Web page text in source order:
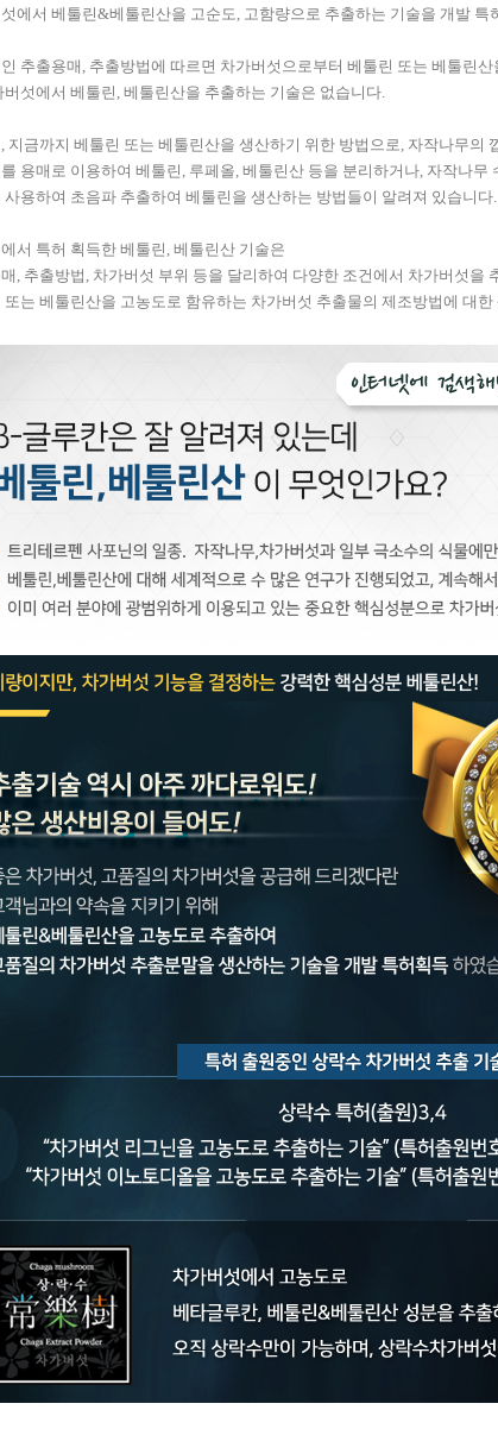
에서 베툴린&베툴린산을 고순도, 고함량으로 추출하는 기술을 개발 특
추출용매, 추출방법에 따르면 차가버섯으로부터 베툴린 또는 베툴린
버섯에서 베툴린, 베툴린산을 추출하는 기술은 없습니다.
지금까지 베툴린 또는 베툴린산을 생산하기 위한 방법으로, 자작나무의
용매로 이용하여 베툴린, 루페올, 베툴린산 등을 분리하거나, 자작나
사용하여 초음파 추출하여 베툴린을 생산하는 방법들이 알려져 있습니다.
서 특허 획득한 베툴린, 베툴린산 기술은
, 추출방법, 차가버섯 부위 등을 달리하여 다양한 조건에서 차가버섯을
또는 베툴린산을 고농도로 함유하는 차가버섯 추출물의 제조방법에 대한